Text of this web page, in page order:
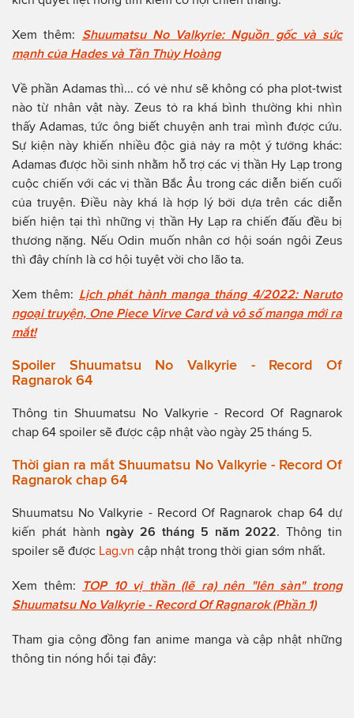
Xem thêm: Shuumatsu No Valkyrie: Nguồn gốc và sức
mạnh của Hades và Tần Thủy Hoàng
Về phần Adamas thì... có vẻ như sẽ không có pha plot-twist
nào từ nhân vật này. Zeus tỏ ra khá bình thường khi nhìn
thấy Adamas, tức ông biết chuyện anh trai mình được cứu.
Sự kiện này khiến nhiều độc giả nảy ra một ý tưởng khác:
Adamas được hồi sinh nhằm hỗ trợ các vị thần Hy Lạp trong
cuộc chiến với các vị thần Bắc Âu trong các diễn biến cuối
của truyện. Điều này khá là hợp lý bởi dựa trên các diễn
biến hiện tại thì những vị thần Hy Lạp ra chiến đấu đều bị
thương nặng. Nếu Odin muốn nhân cơ hội soán ngôi Zeus
thì đây chính là cơ hội tuyệt vời cho lão ta.
Xem thêm: Lịch phát hành manga tháng 4/2022: Naruto
ngoại truyện, One Piece Virve Card và vô số manga mới ra
mắt!
Spoiler Shuumatsu No Valkyrie - Record Of
Ragnarok 64
Thông tin Shuumatsu No Valkyrie - Record Of Ragnarok
chap 64 spoiler sẽ được cập nhật vào ngày 25 tháng 5.
Thời gian ra mắt Shuumatsu No Valkyrie - Record Of
Ragnarok chap 64
Shuumatsu No Valkyrie - Record Of Ragnarok chap 64 dự
kiến phát hành ngày 26 tháng 5 năm 2022. Thông tin
spoiler sẽ được Lag.vn cập nhật trong thời gian sớm nhất.
Xem thêm:
TOP 10 vị thần (lẽ ra) nên "lên sàn" trong
Shuumatsu No Valkyrie - Record Of Ragnarok (Phần 1)
Tham gia cộng đồng fan anime manga và cập nhật những
thông tin nóng hổi tại đây: